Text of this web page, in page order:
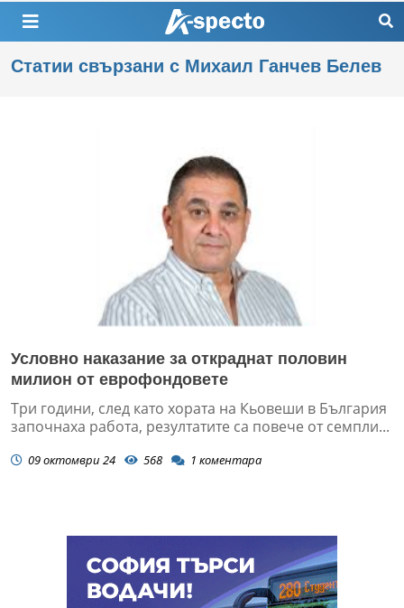
Статии свързани с Михаил Ганчев Белев
Условно наказание за откраднат половин
милион от еврофондовете
Три години, след като хората на Кьовеши в България
започнаха работа, резултатите са повече от семпли...
09 октомври 24 568 1 коментара